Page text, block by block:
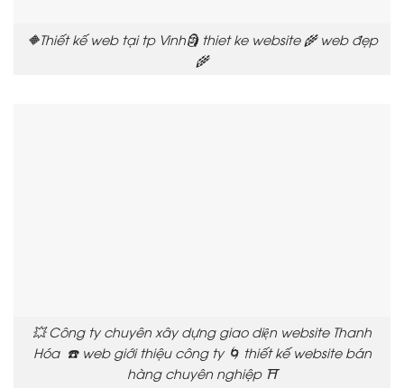
🔶Thiết kế web tại tp Vinh🗿 thiet ke website 🌾 web đẹp
🌾
💥 Công ty chuyên xây dựng giao diện website Thanh
Hóa ☎️ web giới thiệu công ty 🌀 thiết kế website bán
hàng chuyên nghiệp ⛩️